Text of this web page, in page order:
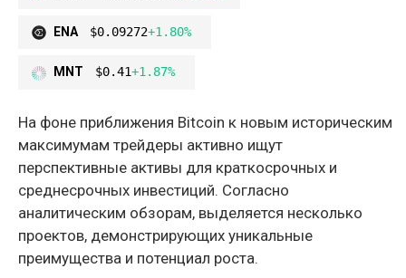
ENA $0.09272+1.80%
MNT $0.41+1.87%
На фоне приближения Bitcoin к новым историческим
максимумам трейдеры активно ищут
перспективные активы для краткосрочных и
среднесрочных инвестиций. Согласно
аналитическим обзорам, выделяется несколько
проектов, демонстрирующих уникальные
преимущества и потенциал роста.